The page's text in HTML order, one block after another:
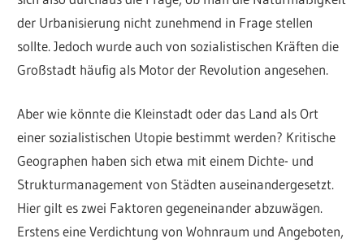
der Urbanisierung nicht zunehmend in Frage stellen
sollte. Jedoch wurde auch von sozialistischen Kräften die
Großstadt häufig als Motor der Revolution angesehen.
Aber wie könnte die Kleinstadt oder das Land als Ort
einer sozialistischen Utopie bestimmt werden? Kritische
Geographen haben sich etwa mit einem Dichte- und
Strukturmanagement von Städten auseinandergesetzt.
Hier gilt es zwei Faktoren gegeneinander abzuwägen.
Erstens eine Verdichtung von Wohnraum und Angeboten,